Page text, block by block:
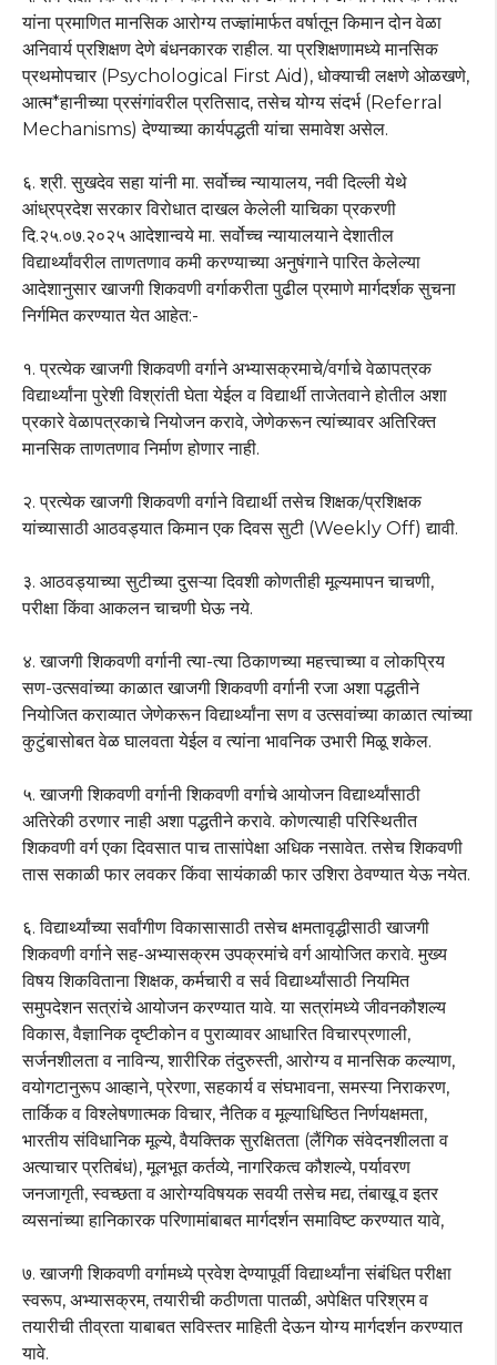
यांना प्रमाणित मानसिक आरोग्य तज्ज्ञांमार्फत वर्षातून किमान दोन वेळा
अनिवार्य प्रशिक्षण देणे बंधनकारक राहील. या प्रशिक्षणामध्ये मानसिक
प्रथमोपचार (Psychological First Aid), धोक्याची लक्षणे ओळखणे,
आत्म*हानीच्या प्रसंगांवरील प्रतिसाद, तसेच योग्य संदर्भ (Referral
Mechanisms) देण्याच्या कार्यपद्धती यांचा समावेश असेल.
६. श्री. सुखदेव सहा यांनी मा. सर्वोच्च न्यायालय, नवी दिल्ली येथे
आंध्रप्रदेश सरकार विरोधात दाखल केलेली याचिका प्रकरणी
दि.२५.०७.२०२५ आदेशान्वये मा. सर्वोच्च न्यायालयाने देशातील
विद्यार्थ्यांवरील ताणतणाव कमी करण्याच्या अनुषंगाने पारित केलेल्या
आदेशानुसार खाजगी शिकवणी वर्गाकरीता पुढील प्रमाणे मार्गदर्शक सुचना
निर्गमित करण्यात येत आहेत:-
१. प्रत्येक खाजगी शिकवणी वर्गाने अभ्यासक्रमाचे/वर्गाचे वेळापत्रक
विद्यार्थ्यांना पुरेशी विश्रांती घेता येईल व विद्यार्थी ताजेतवाने होतील अशा
प्रकारे वेळापत्रकाचे नियोजन करावे, जेणेकरून त्यांच्यावर अतिरिक्त
मानसिक ताणतणाव निर्माण होणार नाही.
२. प्रत्येक खाजगी शिकवणी वर्गाने विद्यार्थी तसेच शिक्षक/प्रशिक्षक
यांच्यासाठी आठवड्यात किमान एक दिवस सुटी (Weekly Off) द्यावी.
३. आठवड्याच्या सुटीच्या दुसऱ्या दिवशी कोणतीही मूल्यमापन चाचणी,
परीक्षा किंवा आकलन चाचणी घेऊ नये.
४. खाजगी शिकवणी वर्गानी त्या-त्या ठिकाणच्या महत्त्वाच्या व लोकप्रिय
सण-उत्सवांच्या काळात खाजगी शिकवणी वर्गानी रजा अशा पद्धतीने
नियोजित कराव्यात जेणेकरून विद्यार्थ्यांना सण व उत्सवांच्या काळात त्यांच्या
कुटुंबासोबत वेळ घालवता येईल व त्यांना भावनिक उभारी मिळू शकेल.
५. खाजगी शिकवणी वर्गानी शिकवणी वर्गाचे आयोजन विद्यार्थ्यांसाठी
अतिरेकी ठरणार नाही अशा पद्धतीने करावे. कोणत्याही परिस्थितीत
शिकवणी वर्ग एका दिवसात पाच तासांपेक्षा अधिक नसावेत. तसेच शिकवणी
तास सकाळी फार लवकर किंवा सायंकाळी फार उशिरा ठेवण्यात येऊ नयेत.
६. विद्यार्थ्यांच्या सर्वांगीण विकासासाठी तसेच क्षमतावृद्धीसाठी खाजगी
शिकवणी वर्गाने सह-अभ्यासक्रम उपक्रमांचे वर्ग आयोजित करावे. मुख्य
विषय शिकविताना शिक्षक, कर्मचारी व सर्व विद्यार्थ्यांसाठी नियमित
समुपदेशन सत्रांचे आयोजन करण्यात यावे. या सत्रांमध्ये जीवनकौशल्य
विकास, वैज्ञानिक दृष्टीकोन व पुराव्यावर आधारित विचारप्रणाली,
सर्जनशीलता व नाविन्य, शारीरिक तंदुरुस्ती, आरोग्य व मानसिक कल्याण,
वयोगटानुरूप आव्हाने, प्रेरणा, सहकार्य व संघभावना, समस्या निराकरण,
तार्किक व विश्लेषणात्मक विचार, नैतिक व मूल्याधिष्ठित निर्णयक्षमता,
भारतीय संविधानिक मूल्ये, वैयक्तिक सुरक्षितता (लैंगिक संवेदनशीलता व
अत्याचार प्रतिबंध), मूलभूत कर्तव्ये, नागरिकत्व कौशल्ये, पर्यावरण
जनजागृती, स्वच्छता व आरोग्यविषयक सवयी तसेच मद्य, तंबाखू व इतर
व्यसनांच्या हानिकारक परिणामांबाबत मार्गदर्शन समाविष्ट करण्यात यावे,
७. खाजगी शिकवणी वर्गामध्ये प्रवेश देण्यापूर्वी विद्यार्थ्यांना संबंधित परीक्षा
स्वरूप, अभ्यासक्रम, तयारीची कठीणता पातळी, अपेक्षित परिश्रम व
तयारीची तीव्रता याबाबत सविस्तर माहिती देऊन योग्य मार्गदर्शन करण्यात
यावे.